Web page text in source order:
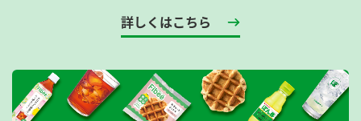
詳しくはこちら